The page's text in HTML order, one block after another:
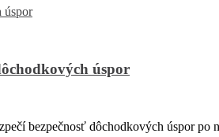
úspor
bezpečnosť dôchodkových úspor po